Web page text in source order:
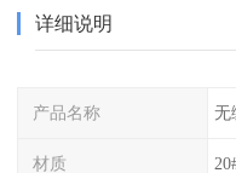
详细说明
产品名称 无
材质